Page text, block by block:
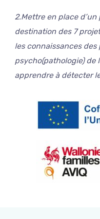
2.Mettre en place
destination des 7
les connaissances
psycho(pathologie) de
apprendre à détecter